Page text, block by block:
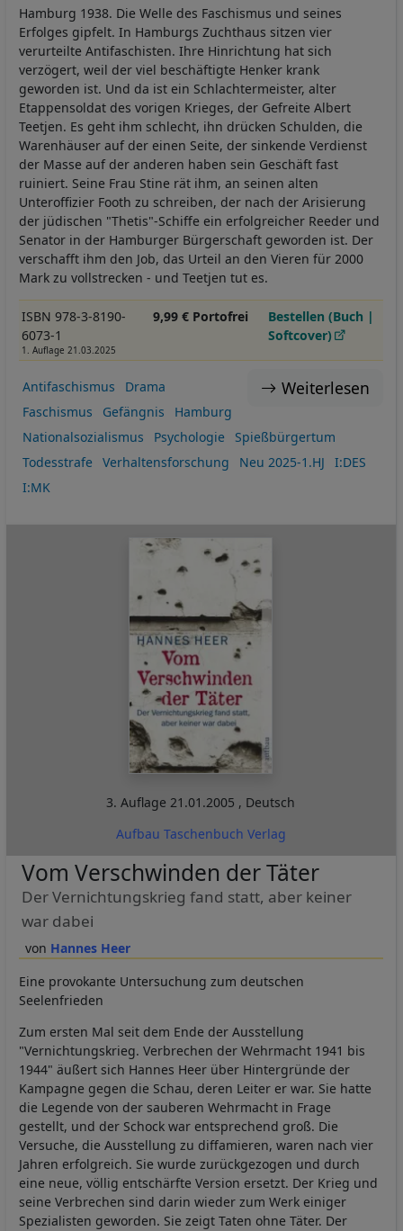
Hamburg 1938. Die Welle des Faschismus und seines
Erfolges gipfelt. In Hamburgs Zuchthaus sitzen vier
verurteilte Antifaschisten. Ihre Hinrichtung hat sich
verzögert, weil der viel beschäftigte Henker krank
geworden ist. Und da ist ein Schlachtermeister, alter
Etappensoldat des vorigen Krieges, der Gefreite Albert
Teetjen. Es geht ihm schlecht, ihn drücken Schulden, die
Warenhäuser auf der einen Seite, der sinkende Verdienst
der Masse auf der anderen haben sein Geschäft fast
ruiniert. Seine Frau Stine rät ihm, an seinen alten
Unteroffizier Footh zu schreiben, der nach der Arisierung
der jüdischen "Thetis"-Schiffe ein erfolgreicher Reeder und
Senator in der Hamburger Bürgerschaft geworden ist. Der
verschafft ihm den Job, das Urteil an den Vieren für 2000
Mark zu vollstrecken - und Teetjen tut es.
ISBN 978-3-8190-
6073-1
1. Auflage 21.03.2025
9,99 € Portofrei
Bestellen (Buch |
Softcover)
Weiterlesen
Antifaschismus
Drama
Faschismus
Gefängnis
Hamburg
Nationalsozialismus
Psychologie
Spießbürgertum
Todesstrafe
Verhaltensforschung Neu 2025-1.HJ
I:DES
I:MK
3. Auflage21.01.2005 , Deutsch
Aufbau Taschenbuch Verlag
Hannes Heer
Vom Verschwinden der Täter
Der Vernichtungskrieg fand statt, aber keiner
war dabei
Eine provokante Untersuchung zum deutschen
Seelenfrieden
Zum ersten Mal seit dem Ende der Ausstellung
"Vernichtungskrieg. Verbrechen der Wehrmacht 1941 bis
1944" äußert sich Hannes Heer über Hintergründe der
Kampagne gegen die Schau, deren Leiter er war. Sie hatte
die Legende von der sauberen Wehrmacht in Frage
gestellt, und der Schock war entsprechend groß. Die
Versuche, die Ausstellung zu diffamieren, waren nach vier
Jahren erfolgreich. Sie wurde zurückgezogen und durch
eine neue, völlig entschärfte Version ersetzt. Der Krieg und
seine Verbrechen sind darin wieder zum Werk einiger
Spezialisten geworden. Sie zeigt Taten ohne Täter. Der